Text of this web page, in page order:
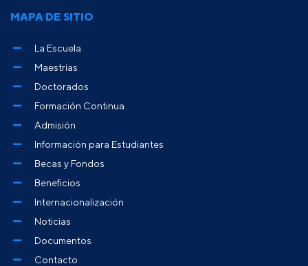
MAPA DE SITIO
La Escuela
Maestrías
Doctorados
Formación Continua
Admisión
Información para Estudiantes
Becas y Fondos
Beneficios
Internacionalización
Noticias
Documentos
Contacto